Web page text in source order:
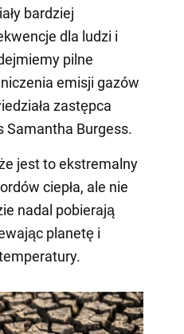
bardziej
dla ludzi i
pilne
emisji gazów
zastępca
Samantha Burgess.
jest to ekstremalny
ciepła, ale nie
nadal pobierają
planetę i